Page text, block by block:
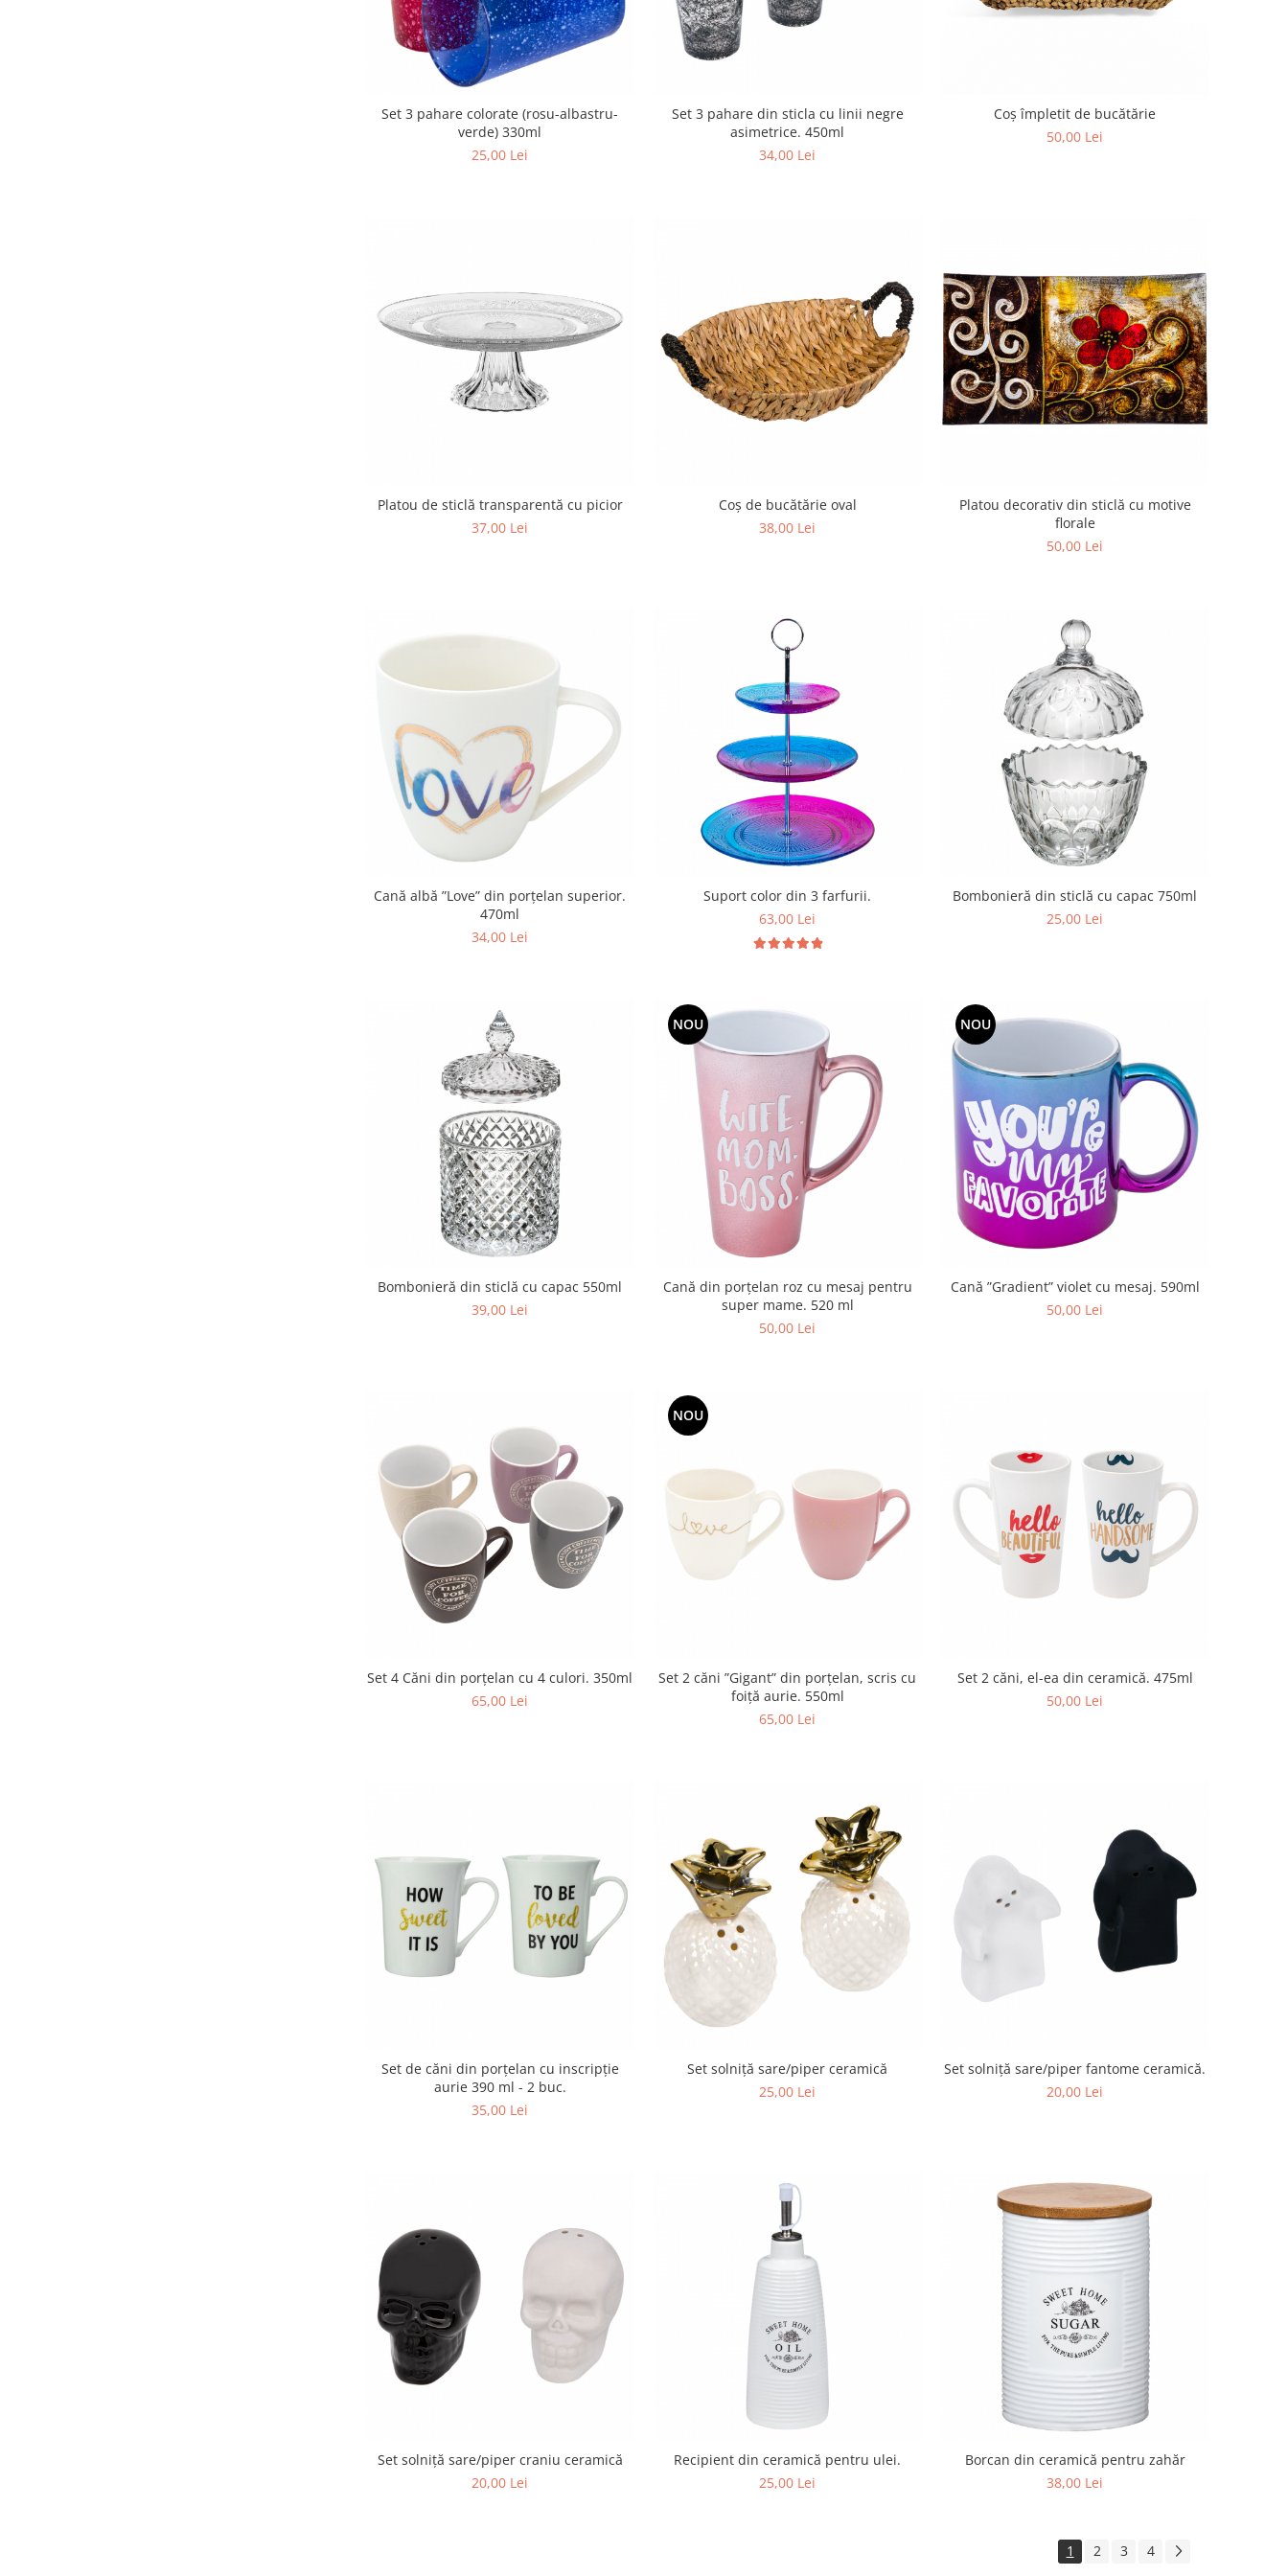
Set 3 pahare colorate (rosu-albastru-
verde) 330ml
25,00 Lei
Set 3 pahare din sticla cu linii negre
asimetrice. 450ml
34,00 Lei
Coș împletit de bucătărie
50,00 Lei
Platou de sticlă transparentă cu picior
37,00 Lei
Coș de bucătărie oval
38,00 Lei
Platou decorativ din sticlă cu motive
florale
50,00 Lei
Cană albă ”Love” din porțelan superior.
470ml
34,00 Lei
Suport color din 3 farfurii.
63,00 Lei
Bombonieră din sticlă cu capac 750ml
25,00 Lei
Bombonieră din sticlă cu capac 550ml
39,00 Lei
NOU
Cană din porțelan roz cu mesaj pentru
super mame. 520 ml
50,00 Lei
NOU
Cană ”Gradient” violet cu mesaj. 590ml
50,00 Lei
Set 4 Căni din porțelan cu 4 culori. 350ml
65,00 Lei
NOU
Set 2 căni ”Gigant” din porțelan, scris cu
foiță aurie. 550ml
65,00 Lei
Set 2 căni, el-ea din ceramică. 475ml
50,00 Lei
Set de căni din porțelan cu inscripție
aurie 390 ml - 2 buc.
35,00 Lei
Set solniță sare/piper ceramică
25,00 Lei
Set solniță sare/piper fantome ceramică.
20,00 Lei
Set solniță sare/piper craniu ceramică
20,00 Lei
Recipient din ceramică pentru ulei.
25,00 Lei
Borcan din ceramică pentru zahăr
38,00 Lei
1 2 3 4